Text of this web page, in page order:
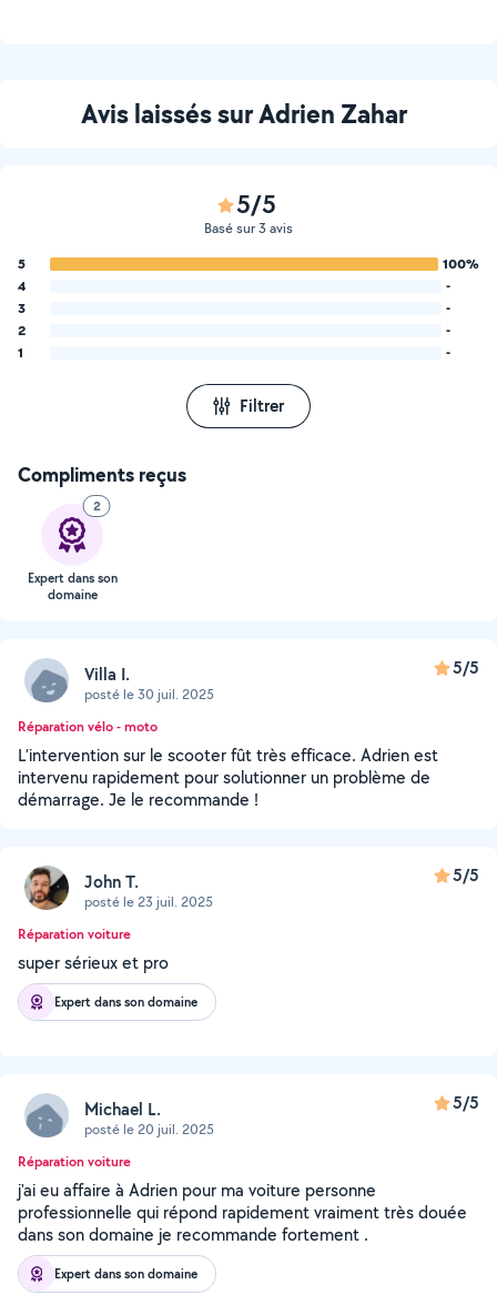
Avis laissés sur Adrien Zahar
5/5
Basé sur 3 avis
5
100%
4
-
3
-
2
-
1
-
Filtrer
Compliments reçus
2
Expert dans son
domaine
Villa I.
posté le 30 juil. 2025
5/5
Réparation vélo - moto
L’intervention sur le scooter fût très efficace. Adrien est
intervenu rapidement pour solutionner un problème de
démarrage. Je le recommande !
John T.
posté le 23 juil. 2025
5/5
Réparation voiture
super sérieux et pro
Expert dans son domaine
Michael L.
posté le 20 juil. 2025
5/5
Réparation voiture
j'ai eu affaire à Adrien pour ma voiture personne
professionnelle qui répond rapidement vraiment très douée
dans son domaine je recommande fortement .
Expert dans son domaine